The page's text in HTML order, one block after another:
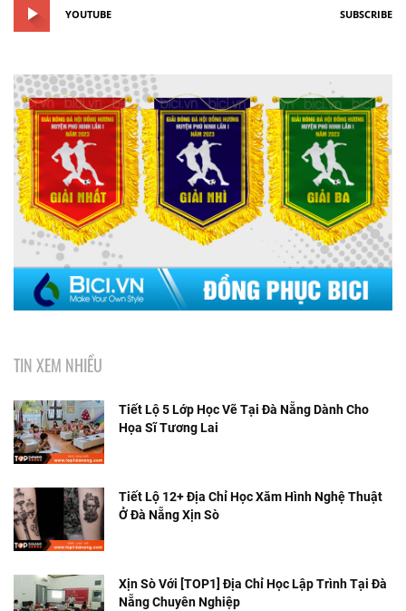
YOUTUBE SUBSCRIBE
TIN XEM NHIỀU
Tiết Lộ 5 Lớp Học Vẽ Tại Đà Nẵng Dành Cho
Họa Sĩ Tương Lai
Tiết Lộ 12+ Địa Chỉ Học Xăm Hình Nghệ Thuật
Ở Đà Nẵng Xịn Sò
Xịn Sò Với [TOP1] Địa Chỉ Học Lập Trình Tại Đà
Nẵng Chuyên Nghiệp